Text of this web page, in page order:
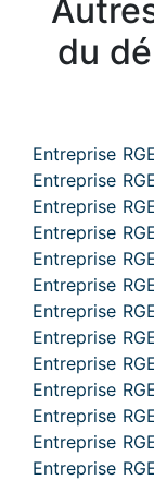
du
Entreprise
Entreprise
Entreprise
Entreprise
Entreprise
Entreprise
Entreprise
Entreprise
Entreprise
Entreprise
Entreprise
Entreprise
Entreprise